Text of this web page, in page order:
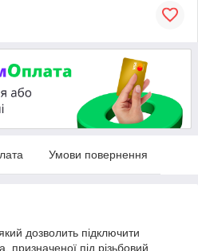
Умови повернення
дозволить підключити
призначеної під різьбовий